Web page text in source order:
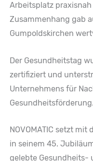
Arbeitsplatz
Zusammenhang gab
Gumpoldskirchen
Der Gesundheitstag
zertifiziert und
Unternehmens für
Gesundheitsförderung.
NOVOMATIC setzt mit
in seinem 45.
gelebte Gesundheits-